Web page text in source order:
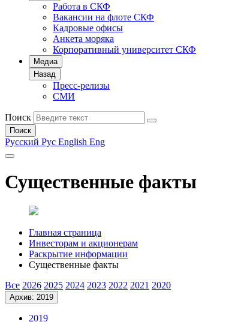
Работа в СКФ
Вакансии на флоте СКФ
Кадровые офисы
Анкета моряка
Корпоративный университет СКФ
Медиа
Назад
Пресс-релизы
СМИ
Поиск
Поиск
Русский Рус English Eng
Существенные факты
Главная страница
Инвесторам и акционерам
Раскрытие информации
Существенные факты
Все 2026 2025 2024 2023 2022 2021 2020
Архив: 2019
2019